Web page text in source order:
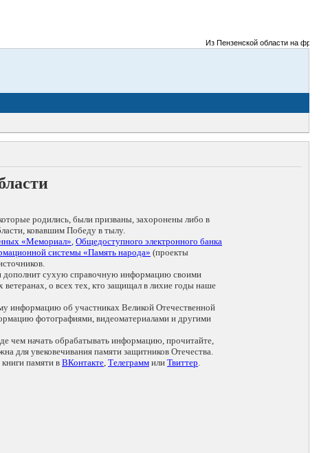
Из Пензенской области на фронты
родились, были призваны, захоронены либо в
ковавшим Победу в тылу.
«Мемориал», Общедоступного электронного банка
системы «Память народа» (проекты
дополнит сухую справочную информацию своими
о всех тех, кто защищал в лихие годы наше
информацию об участниках Великой Отечественной
фотографиями, видеоматериалами и другими
чем начать обрабатывать информацию, прочитайте,
для увековечивания памяти защитников Отечества.
памяти в ВКонтакте, Телеграмм или Твиттер.